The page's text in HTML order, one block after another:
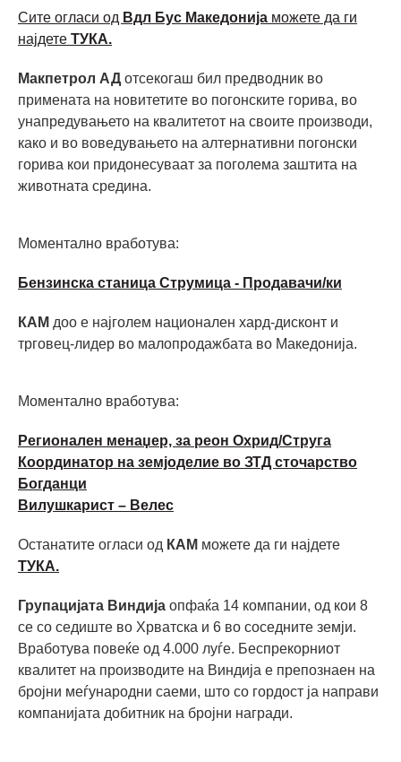
Сите огласи од Вдл Бус Македонија можете да ги
најдете ТУКА.
Макпетрол АД отсекогаш бил предводник во
примената на новитетите во погонските горива, во
унапредувањето на квалитетот на своите производи,
како и во воведувањето на алтернативни погонски
горива кои придонесуваат за поголема заштита на
животната средина.
Моментално вработува:
Бензинска станица Струмица - Продавачи/ки
КАМ доо е најголем национален хард-дисконт и
трговец-лидер во малопродажбата во Македонија.
Моментално вработува:
Регионален менаџер, за реон Охрид/Струга
Координатор на земјоделие во ЗТД сточарство
Богданци
Вилушкарист – Велес
Останатите огласи од КАМ можете да ги најдете
ТУКА.
Групацијата Виндија опфаќа 14 компании, од кои 8
се со седиште во Хрватска и 6 во соседните земји.
Вработува повеќе од 4.000 луѓе. Беспрекорниот
квалитет на производите на Виндија е препознаен на
бројни меѓународни саеми, што со гордост ја направи
компанијата добитник на бројни награди.